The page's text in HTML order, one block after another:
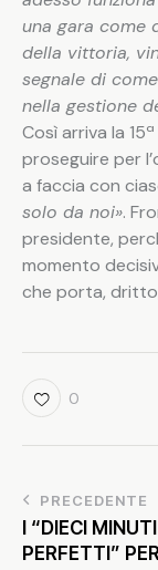
una gara come
della vittoria,
segnale di
nella gestione
Così arriva la
proseguire per
a faccia con
solo da noi».
presidente,
momento
che porta,
0
PRECEDENTE
I “DIECI MINUTI
PERFETTI” PER